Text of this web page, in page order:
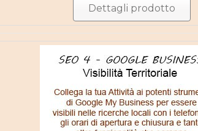
Dettagli prodotto